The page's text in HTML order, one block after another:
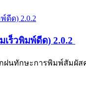
ร็วพิมพ์ดีด) 2.0.2
ฝนทักษะการพิมพ์สัมผั